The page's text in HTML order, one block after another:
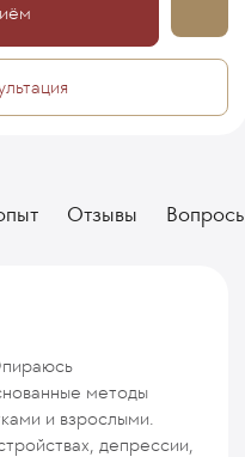
Отзывы
методы
и взрослыми.
депрессии,